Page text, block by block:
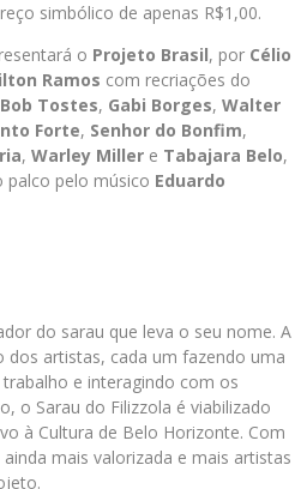
simbólico de apenas R$1,00.
o Projeto Brasil, por Célio
Ramos com recriações do
Bob Tostes, Gabi Borges, Walter
Forte, Senhor do Bonfim,
, Warley Miller e Tabajara Belo,
palco pelo músico Eduardo
do sarau que leva o seu nome. A
artistas, cada um fazendo uma
e interagindo com os
o Sarau do Filizzola é viabilizado
à Cultura de Belo Horizonte. Com
mais valorizada e mais artistas